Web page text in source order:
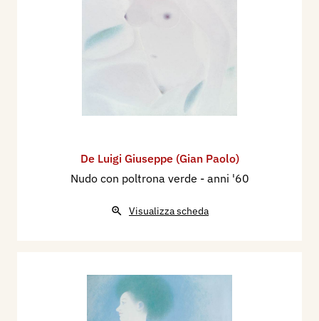
De Luigi Giuseppe (Gian Paolo)
Nudo con poltrona verde - anni '60
Visualizza scheda